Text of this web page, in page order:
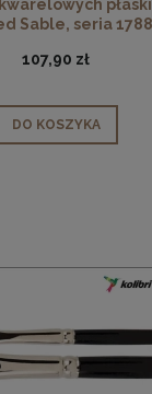
Sable, seria
107,90 zł
DO KOSZYKA